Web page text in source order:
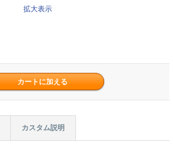
拡大表示
カスタム説明